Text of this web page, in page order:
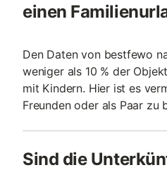
einen
Den Daten von bestfewo
weniger als 10 % der
mit Kindern. Hier ist es
Freunden oder als Paar zu
Sind die